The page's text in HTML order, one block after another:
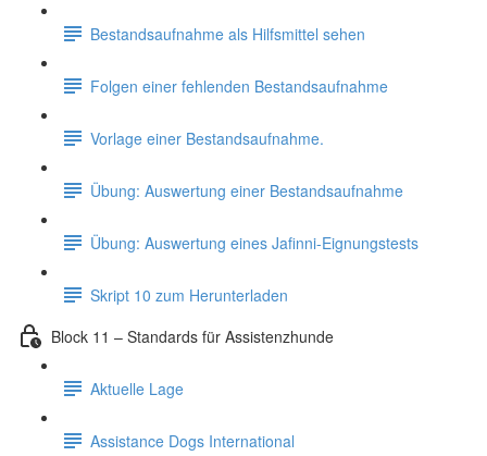
Bestandsaufnahme als Hilfsmittel sehen
Folgen einer fehlenden Bestandsaufnahme
Vorlage einer Bestandsaufnahme.
Übung: Auswertung einer Bestandsaufnahme
Übung: Auswertung eines Jafinni-Eignungstests
Skript 10 zum Herunterladen
Block 11 – Standards für Assistenzhunde
Aktuelle Lage
Assistance Dogs International